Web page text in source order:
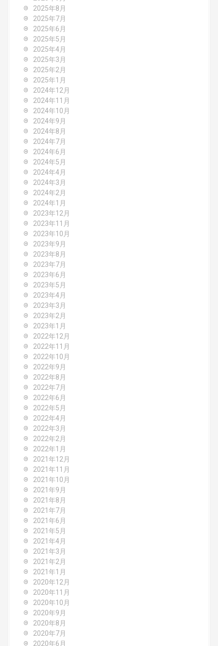
2025年8月
2025年7月
2025年6月
2025年5月
2025年4月
2025年3月
2025年2月
2025年1月
2024年12月
2024年11月
2024年10月
2024年9月
2024年8月
2024年7月
2024年6月
2024年5月
2024年4月
2024年3月
2024年2月
2024年1月
2023年12月
2023年11月
2023年10月
2023年9月
2023年8月
2023年7月
2023年6月
2023年5月
2023年4月
2023年3月
2023年2月
2023年1月
2022年12月
2022年11月
2022年10月
2022年9月
2022年8月
2022年7月
2022年6月
2022年5月
2022年4月
2022年3月
2022年2月
2022年1月
2021年12月
2021年11月
2021年10月
2021年9月
2021年8月
2021年7月
2021年6月
2021年5月
2021年4月
2021年3月
2021年2月
2021年1月
2020年12月
2020年11月
2020年10月
2020年9月
2020年8月
2020年7月
2020年6月